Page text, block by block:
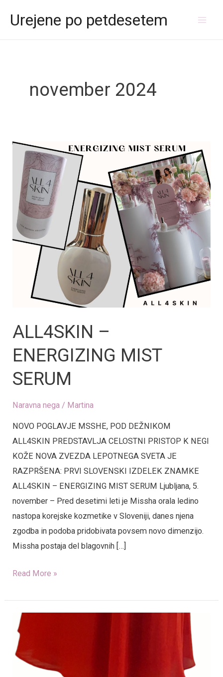
Urejene po petdesetem
november 2024
ALL4SKIN –
ENERGIZING MIST
SERUM
Naravna nega / Martina
NOVO POGLAVJE MSSHE, POD DEŽNIKOM
ALL4SKIN PREDSTAVLJA CELOSTNI PRISTOP K NEGI
KOŽE NOVA ZVEZDA LEPOTNEGA SVETA JE
RAZPRŠENA: PRVI SLOVENSKI IZDELEK ZNAMKE
ALL4SKIN – ENERGIZING MIST SERUM Ljubljana, 5.
november – Pred desetimi leti je Missha orala ledino
nastopa korejske kozmetike v Sloveniji, danes njena
zgodba in podoba pridobivata povsem novo dimenzijo.
Missha postaja del blagovnih […]
ALL4SKIN
ENERGIZING
MIST
SERUM
Read More »
Naslednji
korak